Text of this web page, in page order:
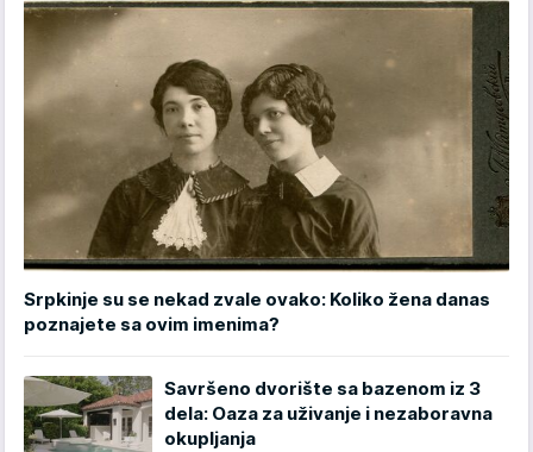
Srpkinje su se nekad zvale ovako: Koliko žena danas
poznajete sa ovim imenima?
Savršeno dvorište sa bazenom iz 3
dela: Oaza za uživanje i nezaboravna
okupljanja